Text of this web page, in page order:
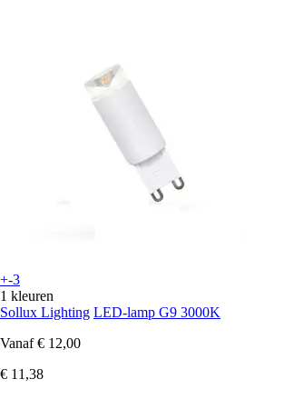
+-3
1 kleuren
Sollux Lighting LED-lamp G9 3000K
Vanaf € 12,00
€ 11,38